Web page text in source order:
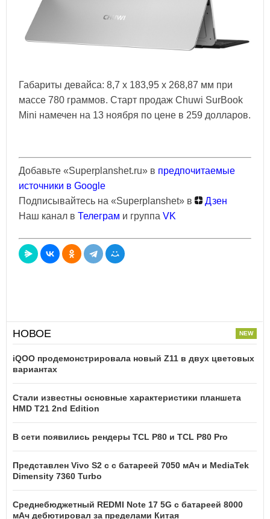
Габариты девайса: 8,7 х 183,95 х 268,87 мм при
массе 780 граммов. Старт продаж Chuwi SurBook
Mini намечен на 13 ноября по цене в 259 долларов.
Добавьте «Superplanshet.ru» в предпочитаемые
источники в Google
Подписывайтесь на «Superplanshet» в
Дзен
Наш канал в Телеграм и группа VK
НОВОЕ
iQOO продемонстрировала новый Z11 в двух цветовых
вариантах
Стали известны основные характеристики планшета
HMD T21 2nd Edition
В сети появились рендеры TCL P80 и TCL P80 Pro
Представлен Vivo S2 с с батареей 7050 мАч и MediaTek
Dimensity 7360 Turbo
Среднебюджетный REDMI Note 17 5G с батареей 8000
мАч дебютировал за пределами Китая